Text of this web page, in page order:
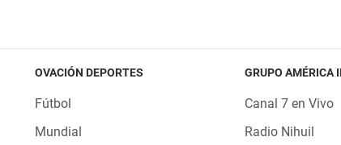
OVACIÓN DEPORTES
Fútbol
Mundial
GRUPO AMÉRICA
Canal 7 en Vivo
Radio Nihuil